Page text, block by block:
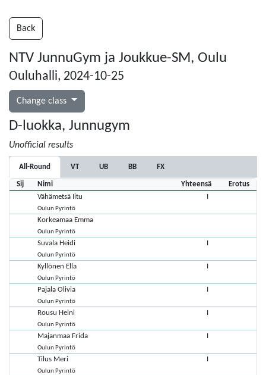
Back
NTV JunnuGym ja Joukkue-SM, Oulu
Ouluhalli, 2024-10-25
Change class
D-luokka, Junnugym
Unofficial results
All-Round VT UB BB FX
Sij Nimi Yhteensä
Erotus
Vähämetsä Iitu
Oulun Pyrintö
I
Korkeamaa Emma
Oulun Pyrintö
Suvala Heidi
Oulun Pyrintö
I
Kyllönen Ella
Oulun Pyrintö
I
Pajala Olivia
Oulun Pyrintö
I
Rousu Heini
Oulun Pyrintö
I
Majanmaa Frida
Oulun Pyrintö
I
Tilus Meri
Oulun Pyrintö
I